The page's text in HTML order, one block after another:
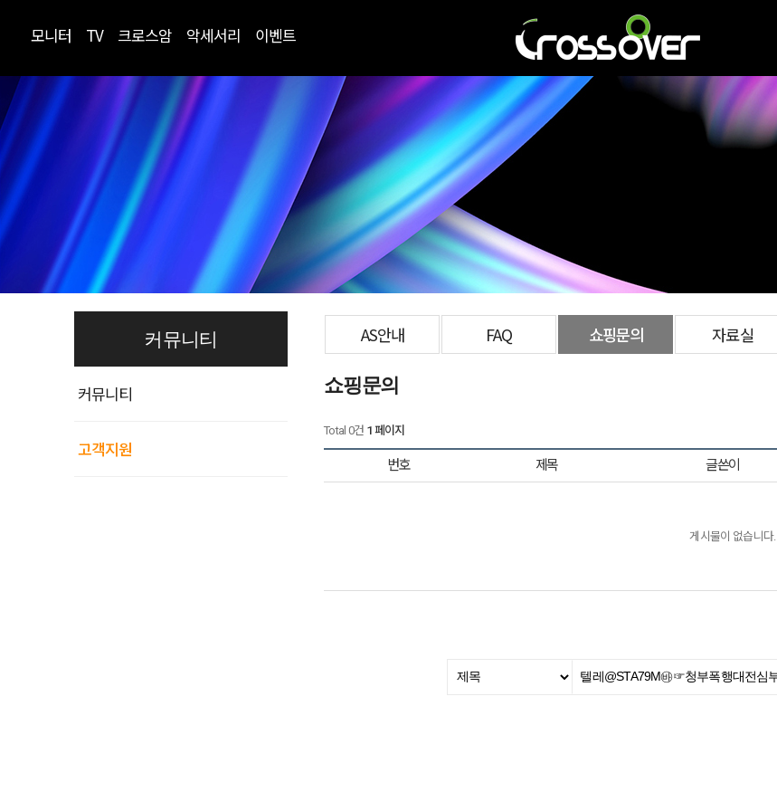
모니터 TV 크로스암 악세서리 이벤트
커뮤니티
커뮤니티
고객지원
AS안내 FAQ 쇼핑문의 자료실
쇼핑문의
Total 0건 1 페이지
번호 제목 글쓴이
게시물이 없습니다.